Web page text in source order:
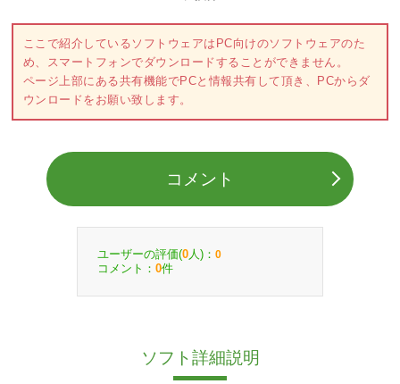
ここで紹介しているソフトウェアはPC向けのソフトウェアのた
め、スマートフォンでダウンロードすることができません。
ページ上部にある共有機能でPCと情報共有して頂き、PCからダ
ウンロードをお願い致します。
コメント
ユーザーの評価(0 人)： 0
コメント： 0件
ソフト詳細説明